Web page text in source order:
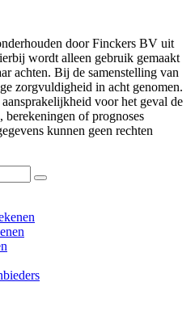
door Finckers BV uit
wordt alleen gebruik gemaakt
achten. Bij de samenstelling van
zorgvuldigheid in acht genomen.
voor het geval de
berekeningen of prognoses
kunnen geen rechten